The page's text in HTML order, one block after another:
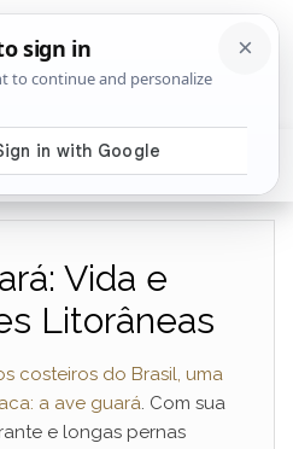
Vida e
Litorâneas
costeiros do Brasil, uma
a ave guará. Com sua
e longas pernas